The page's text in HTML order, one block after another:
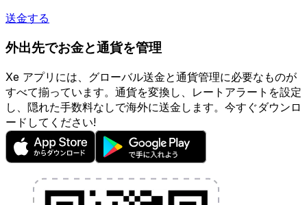
送金する
外出先でお金と通貨を管理
Xe アプリには、グローバル送金と通貨管理に必要なものが
すべて揃っています。通貨を変換し、レートアラートを設定
し、隠れた手数料なしで海外に送金します。今すぐダウンロ
ードしてください!